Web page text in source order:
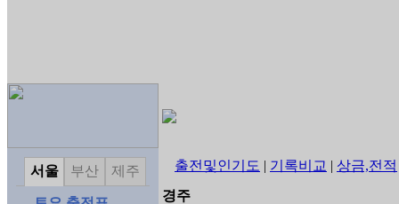
서울 부산 제주 출전및인기도 | 기록비교 | 상금,전적
경주